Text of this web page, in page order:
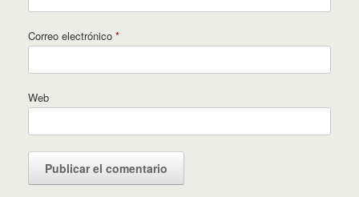
Correo electrónico *
Web